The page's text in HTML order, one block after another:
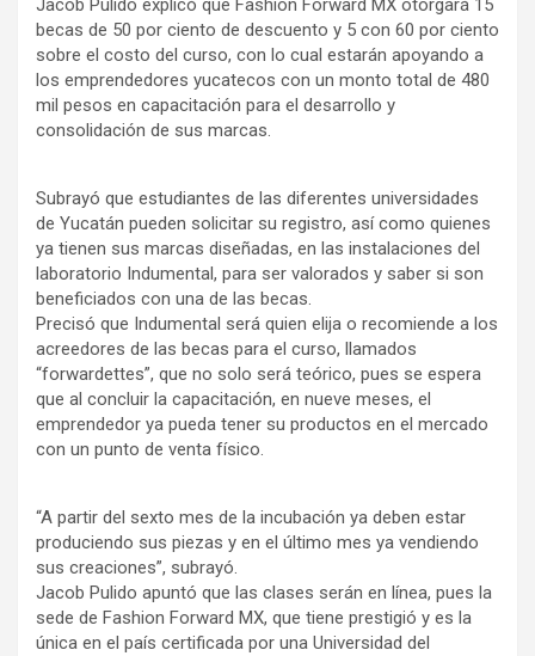
Jacob Pulido explicó que Fashion Forward MX otorgará 15
becas de 50 por ciento de descuento y 5 con 60 por ciento
sobre el costo del curso, con lo cual estarán apoyando a
los emprendedores yucatecos con un monto total de 480
mil pesos en capacitación para el desarrollo y
consolidación de sus marcas.
Subrayó que estudiantes de las diferentes universidades
de Yucatán pueden solicitar su registro, así como quienes
ya tienen sus marcas diseñadas, en las instalaciones del
laboratorio Indumental, para ser valorados y saber si son
beneficiados con una de las becas.
Precisó que Indumental será quien elija o recomiende a los
acreedores de las becas para el curso, llamados
“forwardettes”, que no solo será teórico, pues se espera
que al concluir la capacitación, en nueve meses, el
emprendedor ya pueda tener su productos en el mercado
con un punto de venta físico.
“A partir del sexto mes de la incubación ya deben estar
produciendo sus piezas y en el último mes ya vendiendo
sus creaciones”, subrayó.
Jacob Pulido apuntó que las clases serán en línea, pues la
sede de Fashion Forward MX, que tiene prestigió y es la
única en el país certificada por una Universidad del